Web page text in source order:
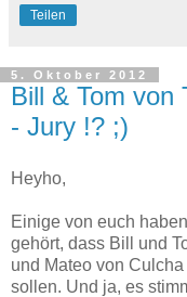
Teilen
5. Oktober 2012
Bill & Tom von
- Jury !? ;)
Heyho,
Einige von euch
gehört, dass Bill und
und Mateo von
sollen. Und ja, es